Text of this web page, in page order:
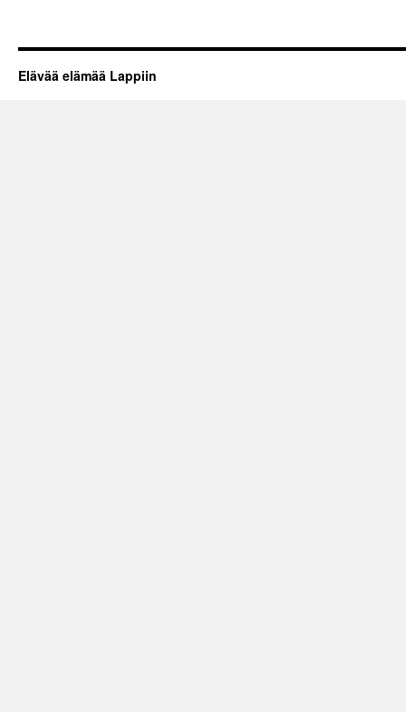
Elävää elämää Lappiin